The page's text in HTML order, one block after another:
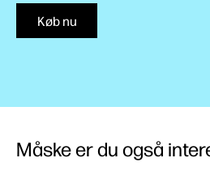
Køb nu
Måske er du også